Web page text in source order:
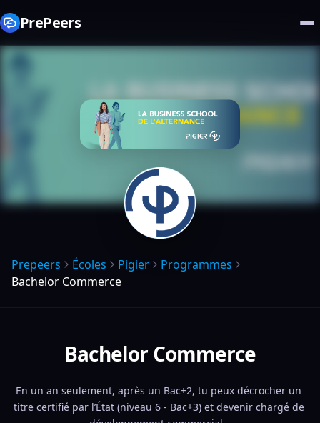
PrePeers
Prepeers Écoles Pigier
Programmes
Bachelor Commerce
Bachelor Commerce
En un an seulement, après un Bac+2, tu peux décrocher un
titre certifié par l’État (niveau 6 - Bac+3) et devenir chargé de